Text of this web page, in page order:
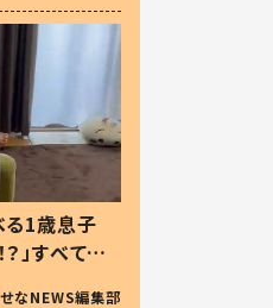
る1歳息子
」すべてを
から許
せなNEWS編集部